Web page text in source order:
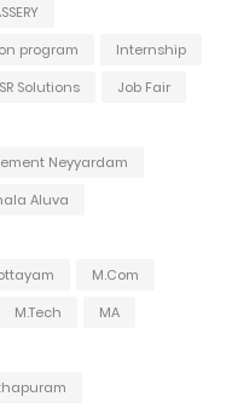
program
Internship
Solutions
Job Fair
Neyyardam
Aluva
M.Com
M.Tech
MA